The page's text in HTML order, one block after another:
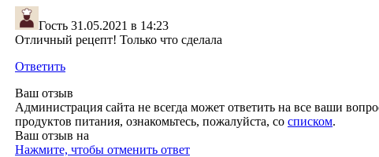
Гость 31.05.2021 в 14:23
Отличный рецепт! Только что сделала
Ответить
Ваш отзыв
Администрация сайта не всегда может ответить на все ваши
продуктов питания, ознакомьтесь, пожалуйста, со списком.
Ваш отзыв на
Нажмите, чтобы отменить ответ